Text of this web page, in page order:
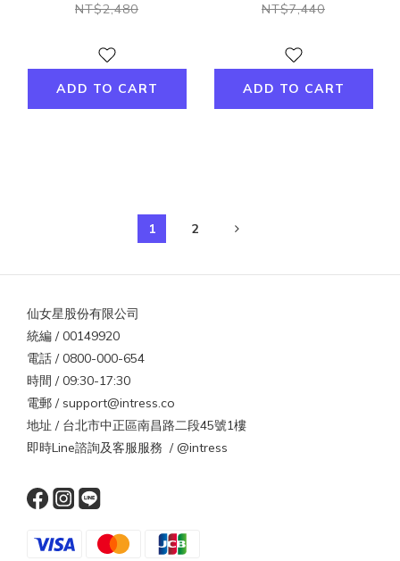
NT$2,480
ADD TO CART
NT$7,440
ADD TO CART
1 2
仙女星股份有限公司
統編 / 00149920
電話 / 0800-000-654
時間 / 09:30-17:30
電郵 / support@intress.co
地址 / 台北市中正區南昌路二段45號1樓
即時Line諮詢及客服服務 / @intress